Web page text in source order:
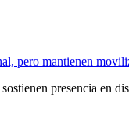
pero mantienen
presencia en